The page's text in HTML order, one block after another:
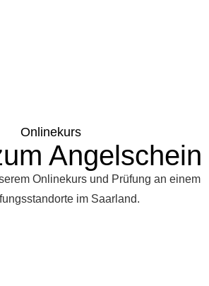
Onlinekurs
Angelschein
Onlinekurs und Prüfung an einem
im Saarland.